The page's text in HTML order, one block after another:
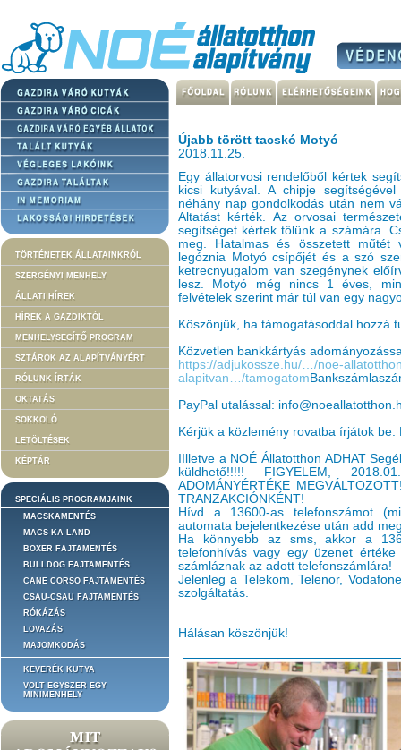
TÖRTÉNETEK ÁLLATAINKRÓL
SZERGÉNYI MENHELY
ÁLLATI HÍREK
HÍREK A GAZDIKTÓL
MENHELYSEGÍTŐ PROGRAM
SZTÁROK AZ ALAPÍTVÁNYÉRT
RÓLUNK ÍRTÁK
OKTATÁS
SOKKOLÓ
LETÖLTÉSEK
KÉPTÁR
SPECIÁLIS PROGRAMJAINK
MACSKAMENTÉS
MACS-KA-LAND
BOXER FAJTAMENTÉS
BULLDOG FAJTAMENTÉS
CANE CORSO FAJTAMENTÉS
CSAU-CSAU FAJTAMENTÉS
RÓKÁZÁS
LOVAZÁS
MAJOMKODÁS
KEVERÉK KUTYA
VOLT EGYSZER EGY
MINIMENHELY
Újabb törött tacskó Motyó
2018.11.25.
Egy állatorvosi rendelőből kértek
kicsi kutyával. A chipje
néhány nap gondolkodás után nem
Altatást kérték. Az orvosai
segítséget kértek tőlünk a számára.
meg. Hatalmas és összetett műtét
legóznia Motyó csípőjét és a szó
ketrecnyugalom van szegénynek
lesz. Motyó még nincs 1 éves,
felvételek szerint már túl van egy
Köszönjük, ha támogatásoddal hozzá
Közvetlen bankkártyás
https://adjukossze.hu/…/noe-
alapitvan…/tamogatom
PayPal utalással:
Kérjük a közlemény rovatba írjátok be:
IIlletve a NOÉ Állatotthon ADHAT
küldhető!!!!! FIGYELEM,
ADOMÁNYÉRTÉKE
TRANZAKCIÓNKÉNT!
Hívd a 13600-as telefonszámot
automata bejelentkezése után add
Ha könnyebb az sms, akkor a
telefonhívás vagy egy üzenet
számláznak az adott telefonszámlára!
Jelenleg a Telekom, Telenor,
szolgáltatás.
Hálásan köszönjük!